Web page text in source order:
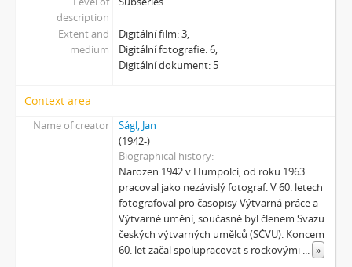
[Subseries] Virtuální opona
[Subseries] Grafika podzimu
[Subseries] Yes No Yes
[Subseries] Píseň hlemýžďů jdoucích na pohřeb
[Subseries] Barvy
[Subseries] Flare up
[Subseries] Pinup
[Subseries] The Time
[Subseries] Čas zkoušky
[Subseries] Musica Picta – Chvíle něhy
[Subseries] Musica Picta – Hodina slavnosti
description
Extent and
medium
Digitální film: 3,
Digitální fotografie: 6,
Digitální dokument: 5
Context area
Name of creator
Ságl, Jan
(1942-)
Biographical history
Narozen 1942 v Humpolci, od roku 1963
pracoval jako nezávislý fotograf. V 60. letech
fotografoval pro časopisy Výtvarná práce a
Výtvarné umění, současně byl členem Svazu
českých výtvarných umělců (SČVU). Koncem
60. let začal spolupracovat s rockovými ... »